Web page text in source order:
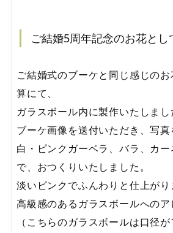
ご結婚5周年記念のお花とし
ご結婚式のブーケと同じ感じの
算にて、
ガラスボール内に製作いたしまし
ブーケ画像を送付いただき、写真
白・ピンクガーベラ、バラ、カ
で、おつくりいたしました。
淡いピンクでふんわりと仕上がり
高級感のあるガラスボールへのア
（こちらのガラスボールは口径